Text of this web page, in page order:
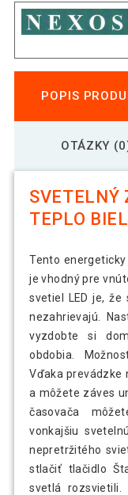
POPIS
OTÁZKY
SVETELNÝ
TEPLO
Tento
je vhodný pre
svetiel LED je,
nezahrievajú.
vyzdobte si
obdobia.
Vďaka prevádzke
a môžete záves
časovača
vonkajšiu
nepretržitého
stlačiť tlačidlo
svetlá